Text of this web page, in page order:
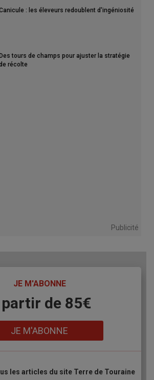
: les éleveurs redoublent d'ingéniosité
tours de champs pour ajuster la stratégie
récolte
Publicité
JE M'ABONNE
de 85€
JE M'ABONNE
les articles du site Terre de Touraine